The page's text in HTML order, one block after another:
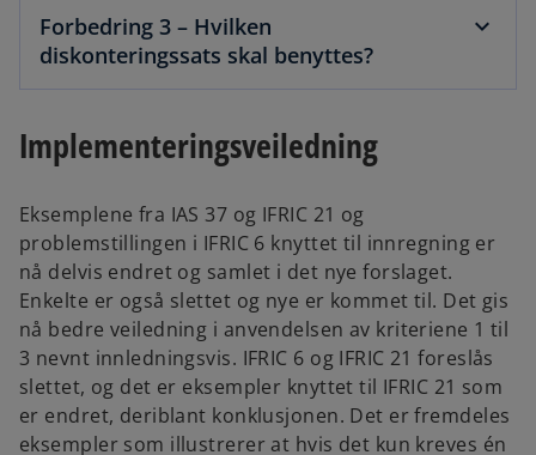
b
Forbedring 3 – Hvilken
diskonteringssats skal benyttes?
Implementeringsveiledning
Eksemplene fra IAS 37 og IFRIC 21 og
problemstillingen i IFRIC 6 knyttet til innregning er
nå delvis endret og samlet i det nye forslaget.
Enkelte er også slettet og nye er kommet til. Det gis
nå bedre veiledning i anvendelsen av kriteriene 1 til
3 nevnt innledningsvis. IFRIC 6 og IFRIC 21 foreslås
slettet, og det er eksempler knyttet til IFRIC 21 som
er endret, deriblant konklusjonen. Det er fremdeles
eksempler som illustrerer at hvis det kun kreves én